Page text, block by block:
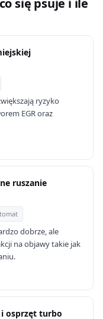
się psuje i ile
ryzyko
EGR oraz
ruszanie
dobrze, ale
na objawy takie jak
i osprzęt turbo